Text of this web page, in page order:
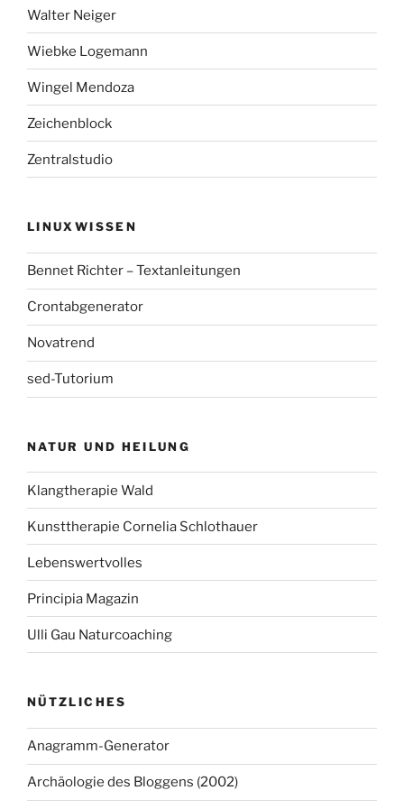
Walter Neiger
Wiebke Logemann
Wingel Mendoza
Zeichenblock
Zentralstudio
LINUXWISSEN
Bennet Richter – Textanleitungen
Crontabgenerator
Novatrend
sed-Tutorium
NATUR UND HEILUNG
Klangtherapie Wald
Kunsttherapie Cornelia Schlothauer
Lebenswertvolles
Principia Magazin
Ulli Gau Naturcoaching
NÜTZLICHES
Anagramm-Generator
Archäologie des Bloggens (2002)